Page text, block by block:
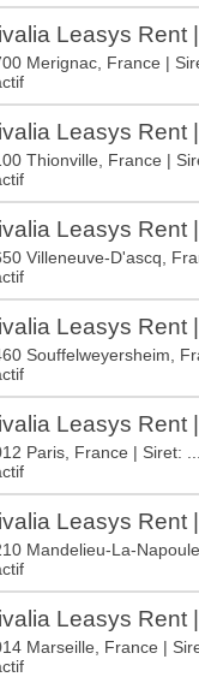
Leasys Rent
Merignac, France |
Leasys Rent
Thionville, France |
Leasys Rent
Villeneuve-D'ascq,
Leasys Rent
Souffelweyersheim,
Leasys Rent
Paris, France | Siret:
Leasys Rent
Mandelieu-La-
Leasys Rent
Marseille, France |